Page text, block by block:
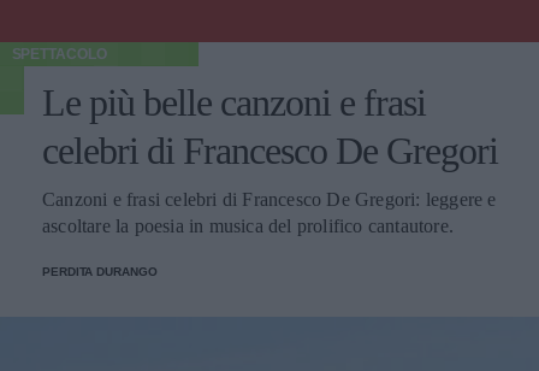
SPETTACOLO
Le più belle canzoni e frasi
celebri di Francesco De Gregori
Canzoni e frasi celebri di Francesco De Gregori: leggere e
ascoltare la poesia in musica del prolifico cantautore.
PERDITA DURANGO